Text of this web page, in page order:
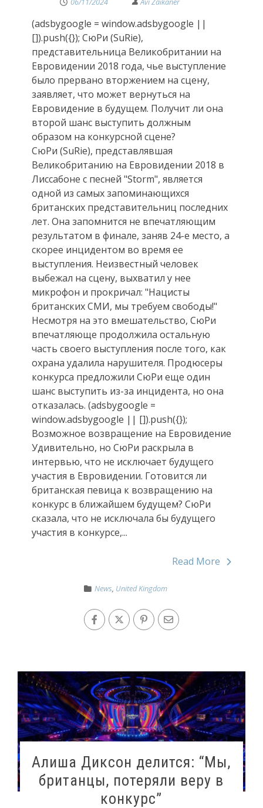
(adsbygoogle = window.adsbygoogle ||
[]).push({}); СюРи (SuRie),
представительница Великобритании на
Евровидении 2018 года, чье выступление
было прервано вторжением на сцену,
заявляет, что может вернуться на
Евровидение в будущем. Получит ли она
второй шанс выступить должным
образом на конкурсной сцене?
СюРи (SuRie), представлявшая
Великобританию на Евровидении 2018 в
Лиссабоне с песней "Storm", является
одной из самых запоминающихся
британских представительниц последних
лет. Она запомнится не впечатляющим
результатом в финале, заняв 24-е место, а
скорее инцидентом во время ее
выступления. Неизвестный человек
выбежал на сцену, выхватил у нее
микрофон и прокричал: "Нацисты
британских СМИ, мы требуем свободы!"
Несмотря на это вмешательство, СюРи
впечатляюще продолжила остальную
часть своего выступления после того, как
охрана удалила нарушителя. Продюсеры
конкурса предложили СюРи еще один
шанс выступить из-за инцидента, но она
отказалась. (adsbygoogle =
window.adsbygoogle || []).push({});
Возможное возвращение на Евровидение
Удивительно, но СюРи раскрыла в
интервью, что не исключает будущего
участия в Евровидении. Готовится ли
британская певица к возвращению на
конкурс в ближайшем будущем? СюРи
сказала, что не исключала бы будущего
участия в конкурсе,...
Read More
News, United Kingdom
Алиша Диксон делится: “Мы,
британцы, потеряли веру в
конкурс”